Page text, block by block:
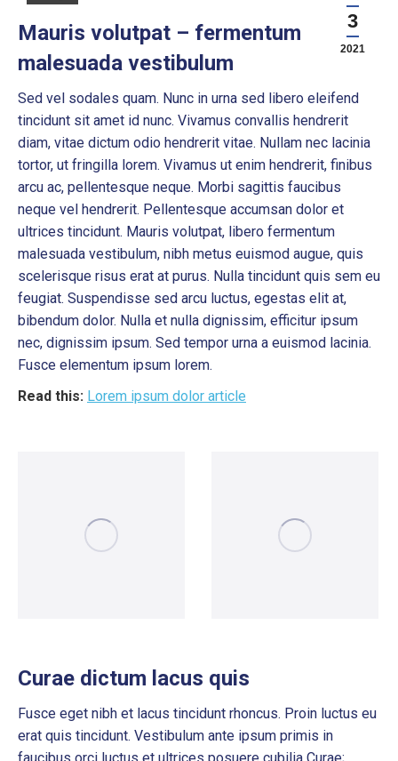
3
2021
Mauris volutpat – fermentum
malesuada vestibulum
Sed vel sodales quam. Nunc in urna sed libero eleifend
tincidunt sit amet id nunc. Vivamus convallis hendrerit
diam, vitae dictum odio hendrerit vitae. Nullam nec lacinia
tortor, ut fringilla lorem. Vivamus ut enim hendrerit, finibus
arcu ac, pellentesque neque. Morbi sagittis faucibus
neque vel hendrerit. Pellentesque accumsan dolor et
ultrices tincidunt. Mauris volutpat, libero fermentum
malesuada vestibulum, nibh metus euismod augue, quis
scelerisque risus erat at purus. Nulla tincidunt quis sem eu
feugiat. Suspendisse sed arcu luctus, egestas elit at,
bibendum dolor. Nulla et nulla dignissim, efficitur ipsum
nec, dignissim ipsum. Sed tempor urna a euismod lacinia.
Fusce elementum ipsum lorem.
Read this: Lorem ipsum dolor article
Curae dictum lacus quis
Fusce eget nibh et lacus tincidunt rhoncus. Proin luctus eu
erat quis tincidunt. Vestibulum ante ipsum primis in